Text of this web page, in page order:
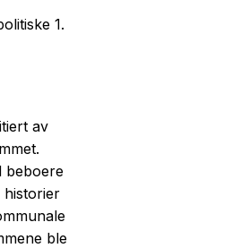
1.
av
beboere
historier
ble